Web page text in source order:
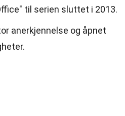
til serien sluttet i 2013.
anerkjennelse og åpnet